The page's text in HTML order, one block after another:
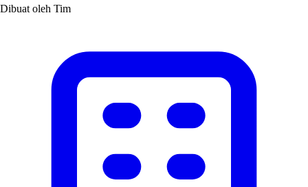
Dibuat oleh Tim